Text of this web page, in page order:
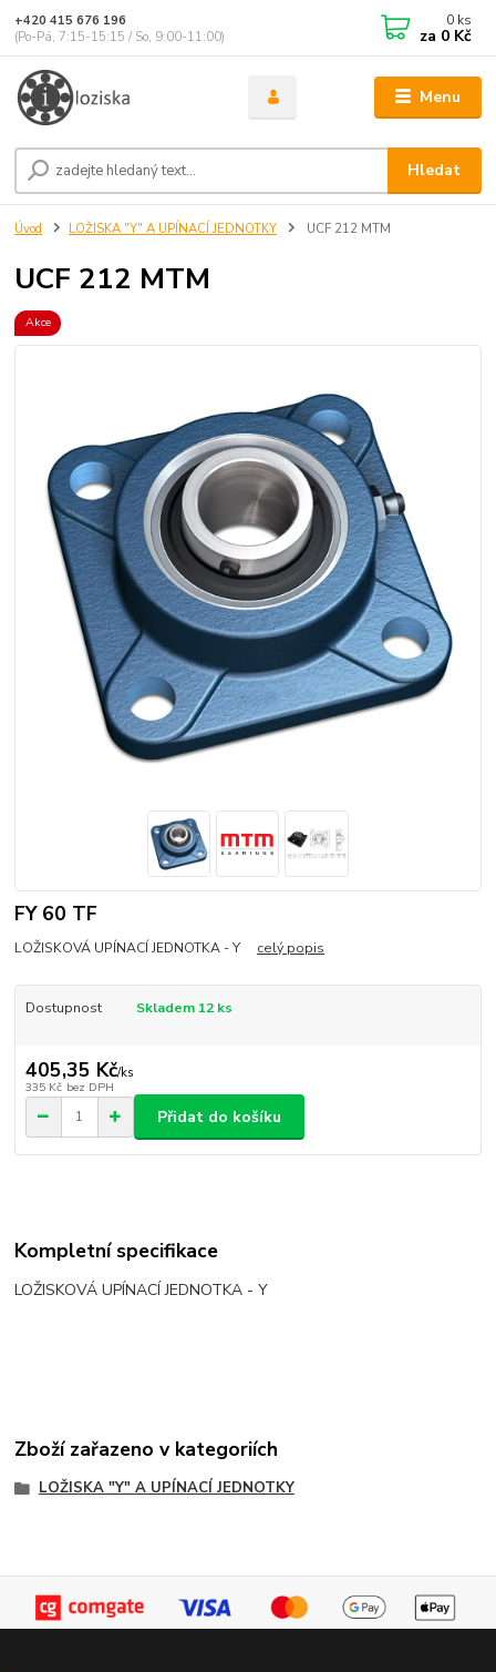
Menu
Hledat
+420 415 676 196
(Po-Pá, 7:15-15:15 / So, 9:00-11:00)
0 ks
za 0 Kč
Úvod LOŽISKA "Y" A UPÍNACÍ JEDNOTKY UCF 212 MTM
UCF 212 MTM
Akce
FY 60 TF
LOŽISKOVÁ UPÍNACÍ JEDNOTKA - Y celý popis
Dostupnost Skladem 12 ks
405,35 Kč/ks
335 Kč bez DPH
Přidat do košíku
Kompletní specifikace
LOŽISKOVÁ UPÍNACÍ JEDNOTKA - Y
Zboží zařazeno v kategoriích
LOŽISKA "Y" A UPÍNACÍ JEDNOTKY